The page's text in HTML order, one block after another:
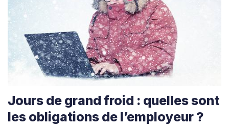
Jours de grand froid : quelles sont
les obligations de l’employeur ?